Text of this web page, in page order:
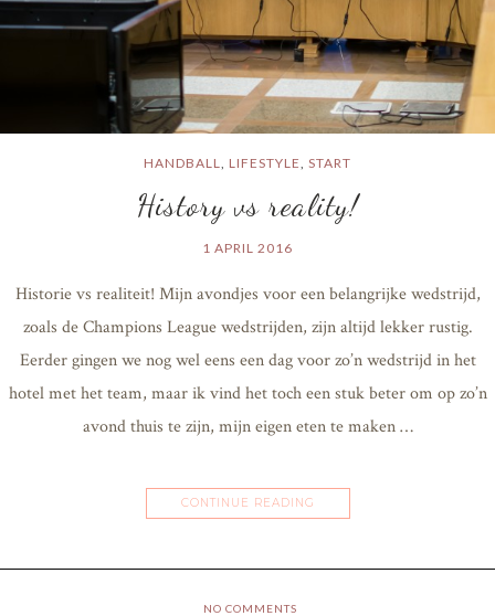
HANDBALL, LIFESTYLE, START
History vs reality!
1 APRIL 2016
Historie vs realiteit! Mijn avondjes voor een belangrijke wedstrijd,
zoals de Champions League wedstrijden, zijn altijd lekker rustig.
Eerder gingen we nog wel eens een dag voor zo’n wedstrijd in het
hotel met het team, maar ik vind het toch een stuk beter om op zo’n
avond thuis te zijn, mijn eigen eten te maken …
CONTINUE READING
NO COMMENTS